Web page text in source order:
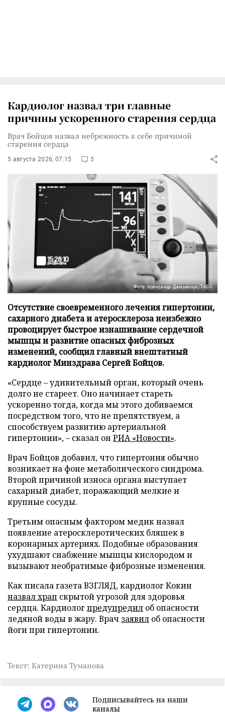
Кардиолог назвал три главные
причины ускоренного старения сердца
Врач Бойцов назвал небрежность к себе причиной
старения сердца
5 августа 2026, 07:15 5
Фото: Александр Демьянчук/ТАСС
Отсутствие своевременного лечения гипертонии,
сахарного диабета и атеросклероза неизбежно
провоцирует быстрое изнашивание сердечной
мышцы и развитие опасных фиброзных
изменений, сообщил главный внештатный
кардиолог Минздрава Сергей Бойцов.
«Сердце – удивительный орган, который очень
долго не стареет. Оно начинает стареть
ускоренно тогда, когда мы этого добиваемся
посредством того, что не препятствуем, а
способствуем развитию артериальной
гипертонии», – сказал он РИА «Новости».
Врач Бойцов добавил, что гипертония обычно
возникает на фоне метаболического синдрома.
Второй причиной износа органа выступает
сахарный диабет, поражающий мелкие и
крупные сосуды.
Третьим опасным фактором медик назвал
появление атеросклеротических бляшек в
коронарных артериях. Подобные образования
ухудшают снабжение мышцы кислородом и
вызывают необратимые фиброзные изменения.
Как писала газета ВЗГЛЯД, кардиолог Кокин
назвал храп скрытой угрозой для здоровья
сердца. Кардиолог предупредил об опасности
ледяной воды в жару. Врач заявил об опасности
йоги при гипертонии.
Текст: Катерина Туманова
Подписывайтесь на наши
каналы